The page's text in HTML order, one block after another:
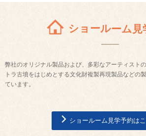
ショールーム見
弊社のオリジナル製品および、多彩なアーティスト
トラ古墳をはじめとする文化財複製再現製品などの
ています。
ショールーム見学予約は